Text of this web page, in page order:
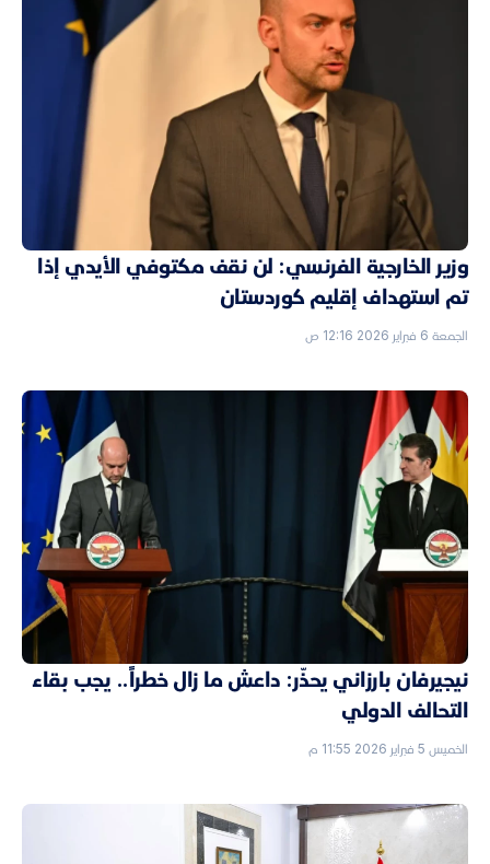
وزير الخارجية الفرنسي: لن نقف مكتوفي الأيدي إذا
تم استهداف إقليم كوردستان
الجمعة 6 فبراير 2026 12:16 ص
نيجيرفان بارزاني يحذّر: داعش ما زال خطراً.. يجب بقاء
التحالف الدولي
الخميس 5 فبراير 2026 11:55 م